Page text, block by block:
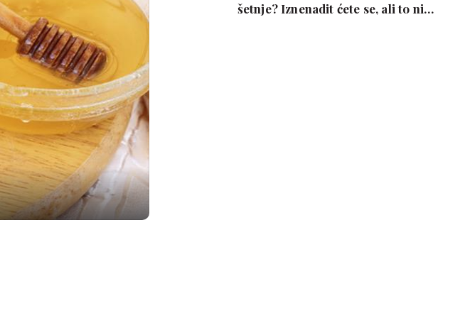
šetnje? Iznenadit ćete se, ali to nije